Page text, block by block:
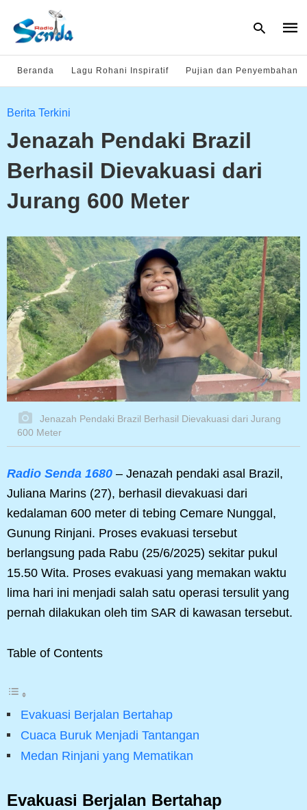
Beranda Lagu Rohani Inspiratif Pujian dan Penyembahan
Berita Terkini
Jenazah Pendaki Brazil
Berhasil Dievakuasi dari
Jurang 600 Meter
Jenazah Pendaki Brazil Berhasil Dievakuasi dari Jurang
600 Meter
Radio Senda 1680 – Jenazah pendaki asal Brazil,
Juliana Marins (27), berhasil dievakuasi dari
kedalaman 600 meter di tebing Cemare Nunggal,
Gunung Rinjani. Proses evakuasi tersebut
berlangsung pada Rabu (25/6/2025) sekitar pukul
15.50 Wita. Proses evakuasi yang memakan waktu
lima hari ini menjadi salah satu operasi tersulit yang
pernah dilakukan oleh tim SAR di kawasan tersebut.
Table of Contents
Evakuasi Berjalan Bertahap
Cuaca Buruk Menjadi Tantangan
Medan Rinjani yang Mematikan
Evakuasi Berjalan Bertahap